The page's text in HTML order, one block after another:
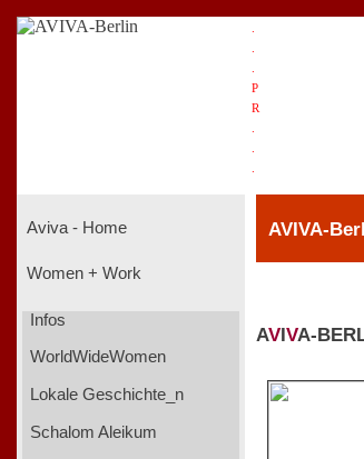
P
R
Aviva - Home
Women + Work
Infos
WorldWideWomen
Lokale Geschichte_n
Schalom Aleikum
AVIVA-
AV VA-